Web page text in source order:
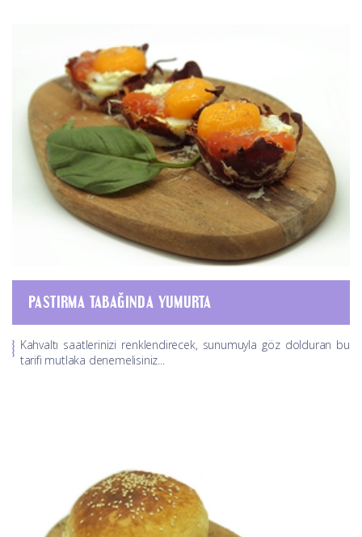
PASTIRMA TABAĞINDA YUMURTA
Kahvaltı saatlerinizi renklendirecek, sunumuyla göz dolduran bu
tarifi mutlaka denemelisiniz...